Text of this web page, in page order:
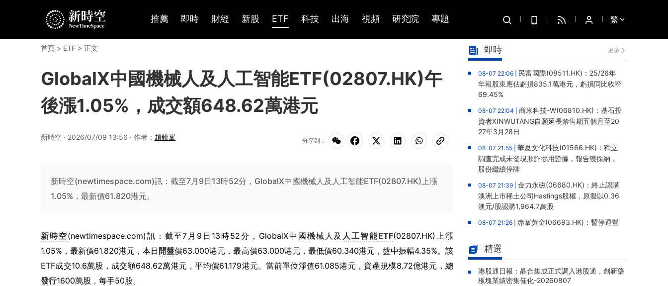
推薦 即時 財經 新股 ETF 科技 出海 視頻 研究院 專題 繁
首頁 > ETF > 正文
GlobalX中國機械人及人工智能ETF(02807.HK)午
後漲1.05%，成交額648.62萬港元
新時空 · 2026/07/09 13:56 · 作者： 趙銳峯 分享到：
新時空(newtimespace.com)訊：截至7月9日13時52分，GlobalX中國機械人及人工智能ETF(02807.HK)上漲
1.05%，最新價61.820港元。
新時空(newtimespace.com)訊：截至7月9日13時52分，GlobalX中國機械人及 人工智能ETF(02807.HK)上漲
1.05%，最新價61.820港元，本日 開盤價63.000港元，最高價63.000港元，最低價60.340港元，盤中振幅4.35%。該
ETF成交10.6萬股，成交額648.62萬港元，平均價61.179港元。當前單位淨值61.085港元，資產規模8.72億港元，總
發行1600萬股，每手50股。
即時 更多
08-07 22:06 | 民富國際(08511.HK)：25/26年
年報股東應佔虧損835.1萬港元，虧損同比收窄
69.45%
08-07 22:04 | 商米科技-W(06810.HK)：基石投
資者XINWUTANG自願延長禁售期五個月至20
27年3月28日
08-07 21:55 | 華夏文化科技(01566.HK)：獨立
調查完成未發現欺詐挪用證據，報告獲採納，
股份繼續停牌
08-07 21:39 | 金力永磁(06680.HK)：終止認購
澳洲上市稀土公司Hastings股權，原擬以0.36
澳元/股認購1,964.7萬股
08-07 21:26 | 赤峯黃金(06693.HK)：暫停運營
人民幣5,406萬元
08-07 20:07 |靈寶黃金(03330.HK)：新疆哈巴
河勘查取得重大進展，保有金金屬量由13.20噸
躍升至53.94噸
精選
港股通日報：晶合集成正式調入港股通，創新藥
板塊業績密集催化-20260807